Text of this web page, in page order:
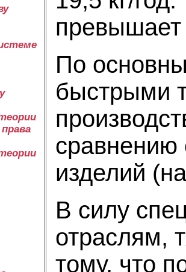
превышает
По
быстрыми
сравнению
изделий
В силу
отраслям,
тому, что